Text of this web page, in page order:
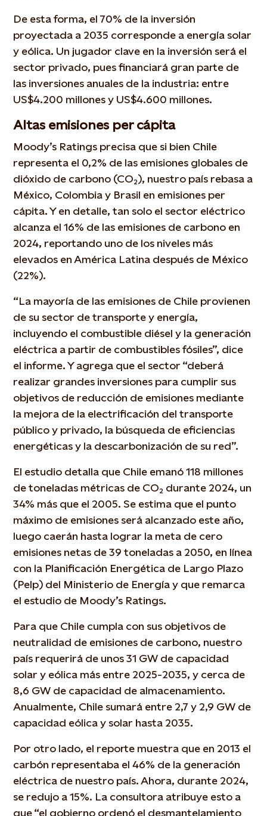
De esta forma, el 70% de la inversión
proyectada a 2035 corresponde a energía solar
y eólica. Un jugador clave en la inversión será el
sector privado, pues financiará gran parte de
las inversiones anuales de la industria: entre
US$4.200 millones y US$4.600 millones.
Altas emisiones per cápita
Moody’s Ratings precisa que si bien Chile
representa el 0,2% de las emisiones globales de
dióxido de carbono (CO₂), nuestro país rebasa a
México, Colombia y Brasil en emisiones per
cápita. Y en detalle, tan solo el sector eléctrico
alcanza el 16% de las emisiones de carbono en
2024, reportando uno de los niveles más
elevados en América Latina después de México
(22%).
“La mayoría de las emisiones de Chile provienen
de su sector de transporte y energía,
incluyendo el combustible diésel y la generación
eléctrica a partir de combustibles fósiles”, dice
el informe. Y agrega que el sector “deberá
realizar grandes inversiones para cumplir sus
objetivos de reducción de emisiones mediante
la mejora de la electrificación del transporte
público y privado, la búsqueda de eficiencias
energéticas y la descarbonización de su red”.
El estudio detalla que Chile emanó 118 millones
de toneladas métricas de CO₂ durante 2024, un
34% más que el 2005. Se estima que el punto
máximo de emisiones será alcanzado este año,
luego caerán hasta lograr la meta de cero
emisiones netas de 39 toneladas a 2050, en línea
con la Planificación Energética de Largo Plazo
(Pelp) del Ministerio de Energía y que remarca
el estudio de Moody’s Ratings.
Para que Chile cumpla con sus objetivos de
neutralidad de emisiones de carbono, nuestro
país requerirá de unos 31 GW de capacidad
solar y eólica más entre 2025-2035, y cerca de
8,6 GW de capacidad de almacenamiento.
Anualmente, Chile sumará entre 2,7 y 2,9 GW de
capacidad eólica y solar hasta 2035.
Por otro lado, el reporte muestra que en 2013 el
carbón representaba el 46% de la generación
eléctrica de nuestro país. Ahora, durante 2024,
se redujo a 15%. La consultora atribuye esto a
que “el gobierno ordenó el desmantelamiento